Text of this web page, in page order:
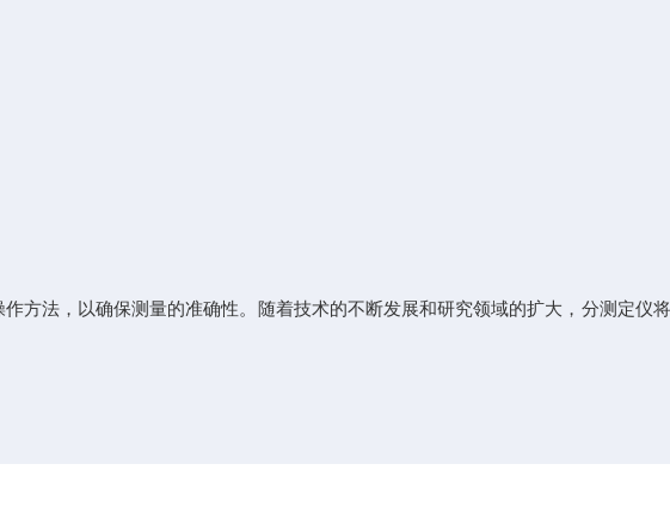
法，以确保测量的准确性。随着技术的不断发展和研究领域的扩大，分测定仪